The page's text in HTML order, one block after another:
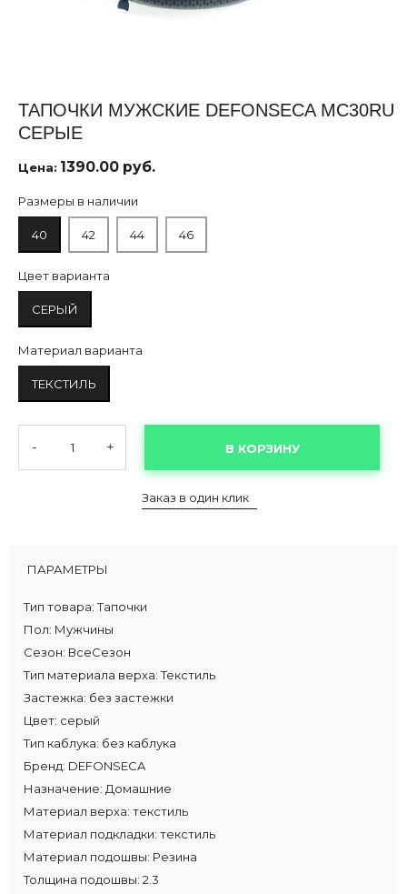
ТАПОЧКИ МУЖСКИЕ DEFONSECA MC30RU
СЕРЫЕ
Цена: 1390.00 руб.
Размеры в наличии
40 42 44 46
Цвет варианта
СЕРЫЙ
Материал варианта
ТЕКСТИЛЬ
- + В КОРЗИНУ
Заказ в один клик
ПАРАМЕТРЫ
Тип товара: Тапочки
Пол: Мужчины
Сезон: ВсеСезон
Тип материала верха: Текстиль
Застежка: без застежки
Цвет: серый
Тип каблука: без каблука
Бренд: DEFONSECA
Назначение: Домашние
Материал верха: текстиль
Материал подкладки: текстиль
Материал подошвы: Резина
Толщина подошвы: 2.3